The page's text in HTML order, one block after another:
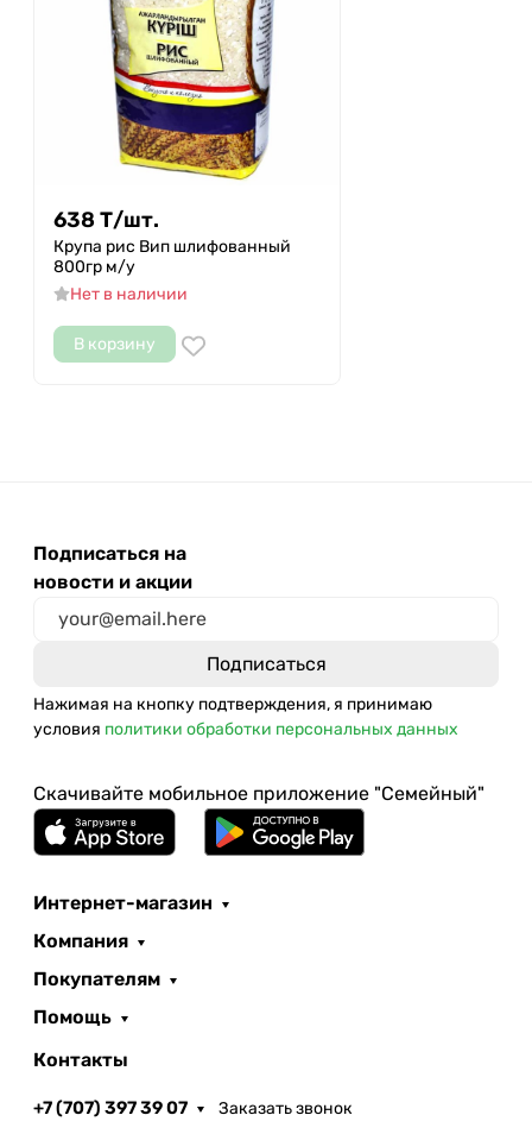
638 Т/шт.
Крупа рис Вип шлифованный
800гр м/у
Нет в наличии
В корзину
Подписаться на
новости и акции
Нажимая на кнопку подтверждения, я принимаю
условия политики обработки персональных данных
Скачивайте мобильное приложение "Семейный"
Интернет-магазин
Компания
Покупателям
Помощь
Контакты
+7 (707) 397 39 07 Заказать звонок